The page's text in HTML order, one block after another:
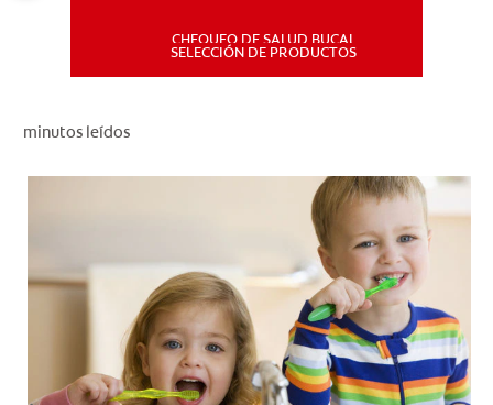
PARA PROFESIONALES
CUPONES
DO (ES)
SUSCRÍBASE
CHEQUEO DE SALUD BUCAL
SELECCIÓN DE PRODUCTOS
minutos leídos